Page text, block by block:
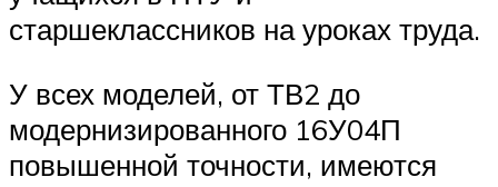
старшеклассников на уроках труда.
У всех моделей, от ТВ2 до
модернизированного 16У04П
повышенной точности, имеются